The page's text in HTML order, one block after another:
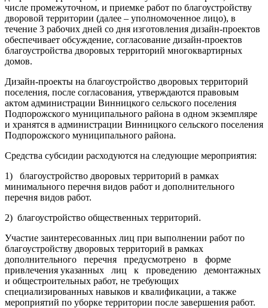
числе промежуточном, и приемке работ по благоустройству
дворовой территории (далее – уполномоченное лицо), в
течение 3 рабочих дней со дня изготовления дизайн-проектов
обеспечивает обсуждение, согласование дизайн-проектов
благоустройства дворовых территорий многоквартирных
домов.
Дизайн-проекты на благоустройство дворовых территорий
поселения, после согласования, утверждаются правовым
актом администрации Винницкого сельского поселения
Подпорожского муниципального района в одном экземпляре
и хранятся в администрации Винницкого сельского поселения
Подпорожского муниципального района.
Средства субсидии расходуются на следующие мероприятия:
1) благоустройство дворовых территорий в рамках
минимального перечня видов работ и дополнительного
перечня видов работ.
2) благоустройство общественных территорий.
Участие заинтересованных лиц при выполнении работ по
благоустройству дворовых территорий в рамках
дополнительного перечня предусмотрено в форме
привлечения указанных лиц к проведению демонтажных
и общестроительных работ, не требующих
специализированных навыков и квалификации, а также
мероприятий по уборке территории после завершения работ.